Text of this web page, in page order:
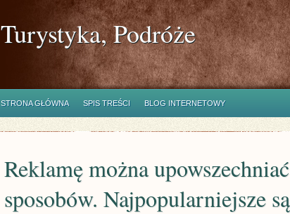
Turystyka, Podróże
STRONA GŁÓWNA SPIS TREŚCI BLOG INTERNETOWY
Reklamę można
sposobów. Najpopularniejsze